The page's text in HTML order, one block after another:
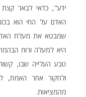
ידע", כדאי לבאר קצת
האדם על החי הוא
שמבטא את מעלת
היא למעלה ורוח
טבע העלייה שבו,
ולחקור אחר האמת,
מהמציאות.